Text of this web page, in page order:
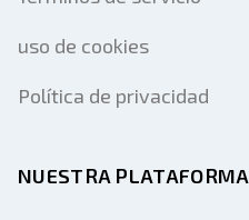
uso de cookies
Política de privacidad
NUESTRA PLATAFORMA